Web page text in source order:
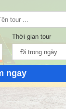
Thời gian tour
ngay